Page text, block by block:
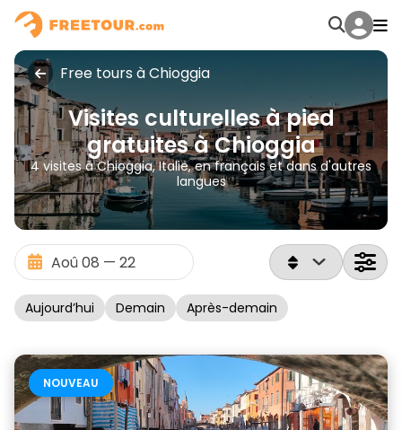
Free tours à Chioggia
Visites culturelles à pied
gratuites à Chioggia
4 visites à Chioggia, Italie, en français et dans d'autres
langues
Aujourd’hui Demain Après-demain
NOUVEAU